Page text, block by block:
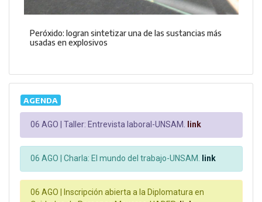
Peróxido: logran sintetizar una de las sustancias más
usadas en explosivos
AGENDA
06 AGO | Taller: Entrevista laboral-UNSAM. link
06 AGO | Charla: El mundo del trabajo-UNSAM. link
06 AGO |
Inscripción abierta a la Diplomatura en